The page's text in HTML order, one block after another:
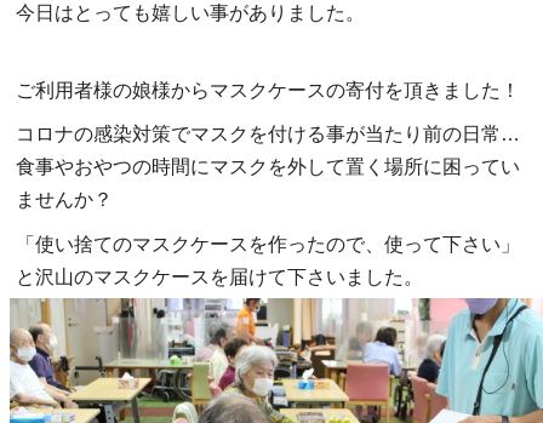
今日はとっても嬉しい事がありました。
ご利用者様の娘様からマスクケースの寄付を頂きました！
コロナの感染対策でマスクを付ける事が当たり前の日常…
食事やおやつの時間にマスクを外して置く場所に困ってい
ませんか？
「使い捨てのマスクケースを作ったので、使って下さい」
と沢山のマスクケースを届けて下さいました。